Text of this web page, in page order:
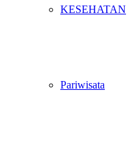
KESEHATAN
Pariwisata